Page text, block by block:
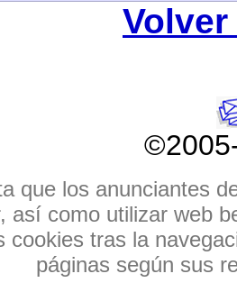
que los anunciantes
así como utilizar web
cookies tras la
páginas según sus